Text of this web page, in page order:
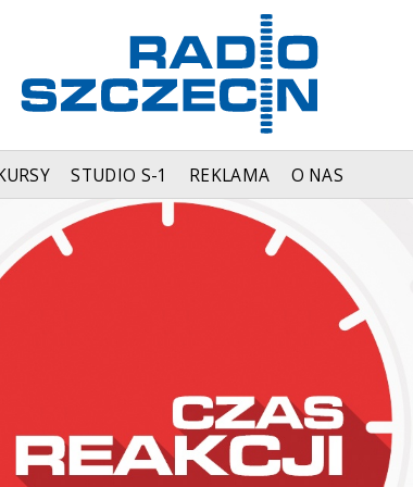
STUDIO S-1 REKLAMA O NAS